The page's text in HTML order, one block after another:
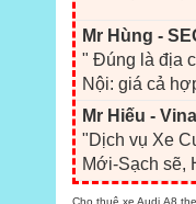
Mr Hùng -
" Đúng là địa
Nội: giá cả
Mr Hiếu -
"Dịch vụ Xe
Mới-Sạch sẽ,
Cho thuê xe Audi A8